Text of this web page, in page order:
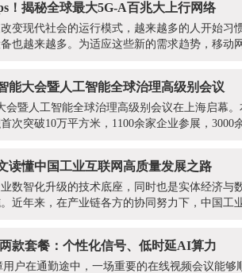
！揭秘全球最大5G-A百兆大上行网络
变现代社会的运行模式，越来越多的人开始
也越来越多。为适应这些新的需求趋势，移动
能大会暨人工智能全球治理高级别会议
会暨人工智能全球治理高级别会议在上海启幕
突破10万平方米，1100余家企业参展，3000
读懂中国工业互联网高质量发展之路
数智化升级的技术底座，同时也是实体经济与
近年来，在产业链各方的协同努力下，中国工
款套餐：个性化信号、低时延AI算力
户在通勤途中，一场重要的在线视频会议能